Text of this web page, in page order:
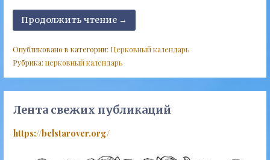
Продолжить чтение →
Опубликовано в категории: Церковный календарь
Рубрика: церковный календарь
Лента свежих публикаций
https://belstarover.org/